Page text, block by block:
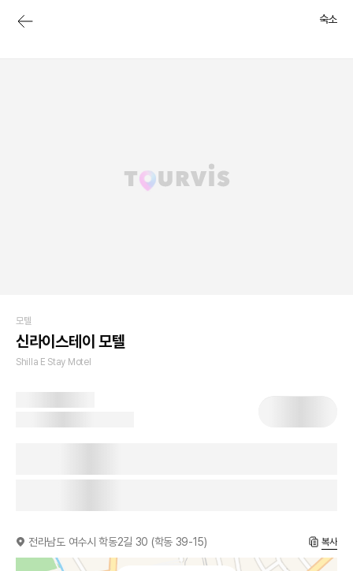
숙소
모텔
신라이스테이 모텔
Shilla E Stay Motel
전라남도 여수시 학동2길 30 (학동 39-15) 복사